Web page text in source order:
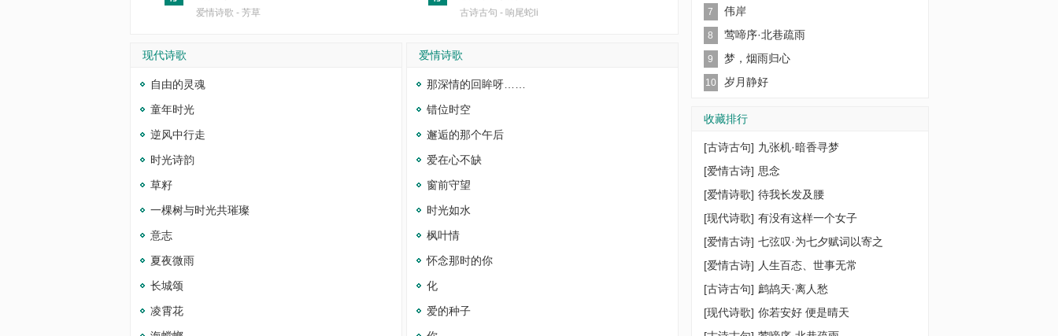
爱情诗歌 - 芳草 古诗古句 - 响尾蛇li
现代诗歌
自由的灵魂
童年时光
逆风中行走
时光诗韵
草籽
一棵树与时光共璀璨
意志
夏夜微雨
长城颂
凌霄花
爱情诗歌
那深情的回眸呀……
错位时空
邂逅的那个午后
爱在心不缺
窗前守望
时光如水
枫叶情
怀念那时的你
化
爱的种子
伟岸
7
莺啼序·北巷疏雨
8
梦，烟雨归心
9
岁月静好
10
收藏排行
[古诗古句] 九张机·暗香寻梦
[爱情古诗] 思念
[爱情诗歌] 待我长发及腰
[现代诗歌] 有没有这样一个女子
[爱情古诗] 七弦叹·为七夕赋词以寄之
[爱情古诗] 人生百态、世事无常
[古诗古句] 鹧鸪天·离人愁
[现代诗歌] 你若安好 便是晴天